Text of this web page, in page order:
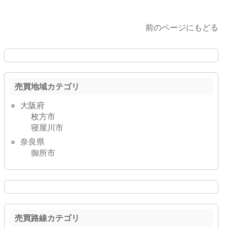
前のページにもどる
売買地域カテゴリ
大阪府
枚方市
寝屋川市
奈良県
御所市
売買路線カテゴリ